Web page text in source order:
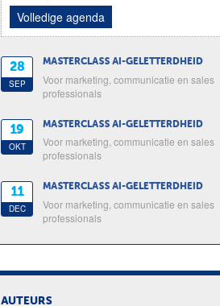
Volledige agenda
28
SEP
MASTERCLASS AI-GELETTERDHEID
Voor marketing, communicatie en sales
professionals
19
OKT
MASTERCLASS AI-GELETTERDHEID
Voor marketing, communicatie en sales
professionals
11
DEC
MASTERCLASS AI-GELETTERDHEID
Voor marketing, communicatie en sales
professionals
AUTEURS